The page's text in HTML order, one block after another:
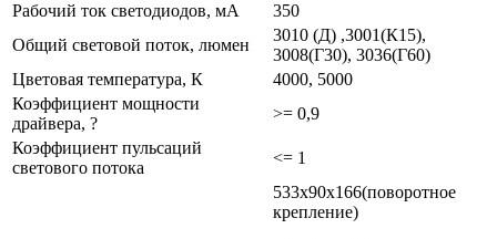
Рабочий ток светодиодов, мА
350
Общий световой поток, люмен
3010 (Д) ,3001(К15),
3008(Г30), 3036(Г60)
Цветовая температура, К
4000, 5000
Коэффициент мощности
драйвера, ?
>= 0,9
Коэффициент пульсаций
светового потока
<= 1
533х90х166(поворотное
крепление)